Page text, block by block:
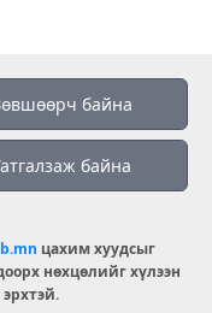
байна
байна
цахим хуудсыг
нөхцөлийг хүлээн